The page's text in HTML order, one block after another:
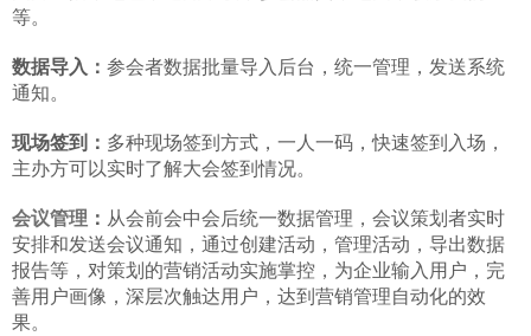
等。
数据导入： 参会者数据批量导入后台，统一管理，发送系统
通知。
现场签到： 多种现场签到方式，一人一码，快速签到入场，
主办方可以实时了解大会签到情况。
会议管理 ： 从会前会中会后统一数据管理，会议策划者实时
安排和发送会议通知，通过创建活动，管理活动，导出数据
报告等，对策划的营销活动实施掌控，为企业输入用户，完
善用户画像，深层次触达用户，达到营销管理自动化的效
果。